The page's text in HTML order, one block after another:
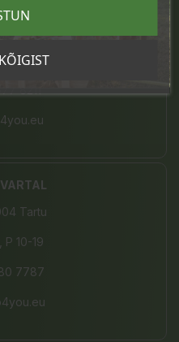
P 10-19
Tartu
P 10-19
7787